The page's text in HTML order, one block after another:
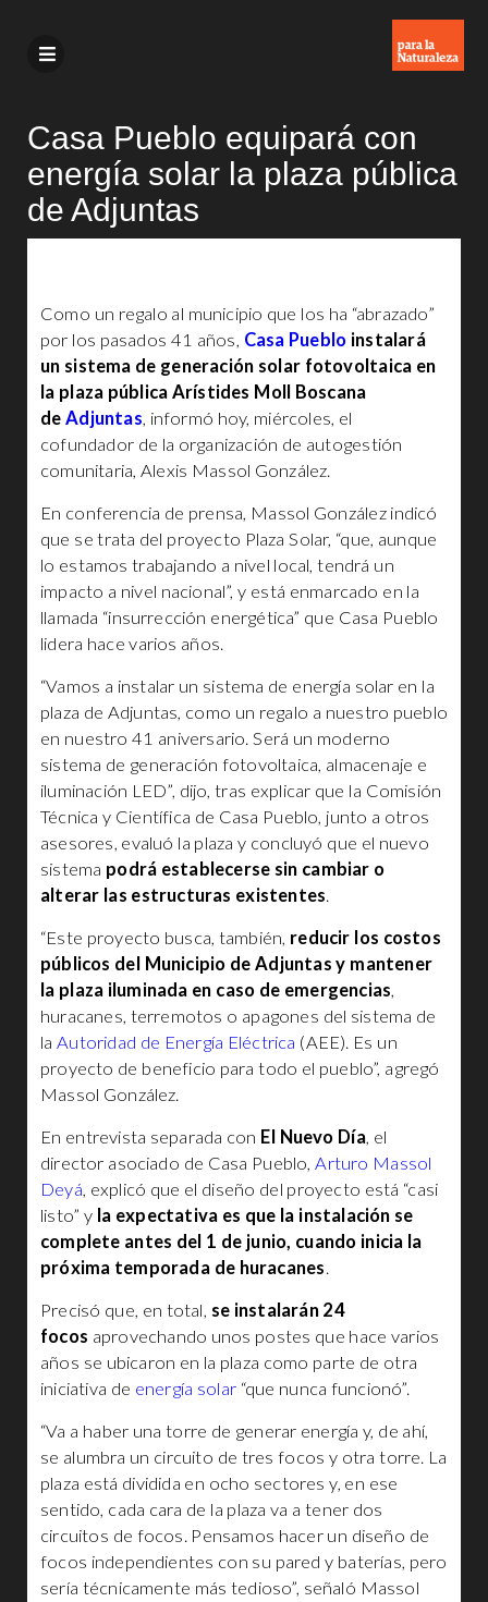
Casa Pueblo equipará con
energía solar la plaza pública
de Adjuntas
Como un regalo al municipio que los ha “abrazado”
por los pasados 41 años, Casa Pueblo instalará
un sistema de generación solar fotovoltaica en
la plaza pública Arístides Moll Boscana
deAdjuntas, informó hoy, miércoles, el
cofundador de la organización de autogestión
comunitaria, Alexis Massol González.
En conferencia de prensa, Massol González indicó
que se trata del proyecto Plaza Solar, “que, aunque
lo estamos trabajando a nivel local, tendrá un
impacto a nivel nacional”, y está enmarcado en la
llamada “insurrección energética” que Casa Pueblo
lidera hace varios años.
“Vamos a instalar un sistema de energía solar en la
plaza de Adjuntas, como un regalo a nuestro pueblo
en nuestro 41 aniversario. Será un moderno
sistema de generación fotovoltaica, almacenaje e
iluminación LED”, dijo, tras explicar que la Comisión
Técnica y Científica de Casa Pueblo, junto a otros
asesores, evaluó la plaza y concluyó que el nuevo
sistema podrá establecerse sin cambiar o
alterar las estructuras existentes.
“Este proyecto busca, también, reducir los costos
públicos del Municipio de Adjuntas y mantener
la plaza iluminada en caso de emergencias,
huracanes, terremotos o apagones del sistema de
laAutoridad de Energía Eléctrica (AEE). Es un
proyecto de beneficio para todo el pueblo”, agregó
Massol González.
En entrevista separada con El Nuevo Día, el
director asociado de Casa Pueblo,Arturo Massol
Deyá, explicó que el diseño del proyecto está “casi
listo” y la expectativa es que la instalación se
complete antes del 1 de junio, cuando inicia la
próxima temporada de huracanes.
Precisó que, en total, se instalarán 24
focos aprovechando unos postes que hace varios
años se ubicaron en la plaza como parte de otra
iniciativa de energía solar“que nunca funcionó”.
“Va a haber una torre de generar energía y, de ahí,
se alumbra un circuito de tres focos y otra torre. La
plaza está dividida en ocho sectores y, en ese
sentido, cada cara de la plaza va a tener dos
circuitos de focos. Pensamos hacer un diseño de
focos independientes con su pared y baterías, pero
sería técnicamente más tedioso”, señaló Massol